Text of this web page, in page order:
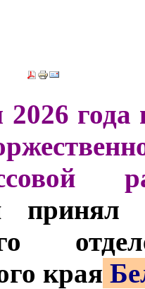
года
принял
края